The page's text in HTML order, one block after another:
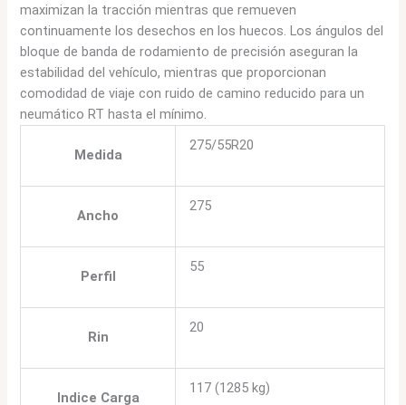
maximizan la tracción mientras que remueven
continuamente los desechos en los huecos. Los ángulos del
bloque de banda de rodamiento de precisión aseguran la
estabilidad del vehículo, mientras que proporcionan
comodidad de viaje con ruido de camino reducido para un
neumático RT hasta el mínimo.
Medida
275/55R20
Ancho
275
Perfil
55
Rin
20
Indice Carga
117 (1285 kg)